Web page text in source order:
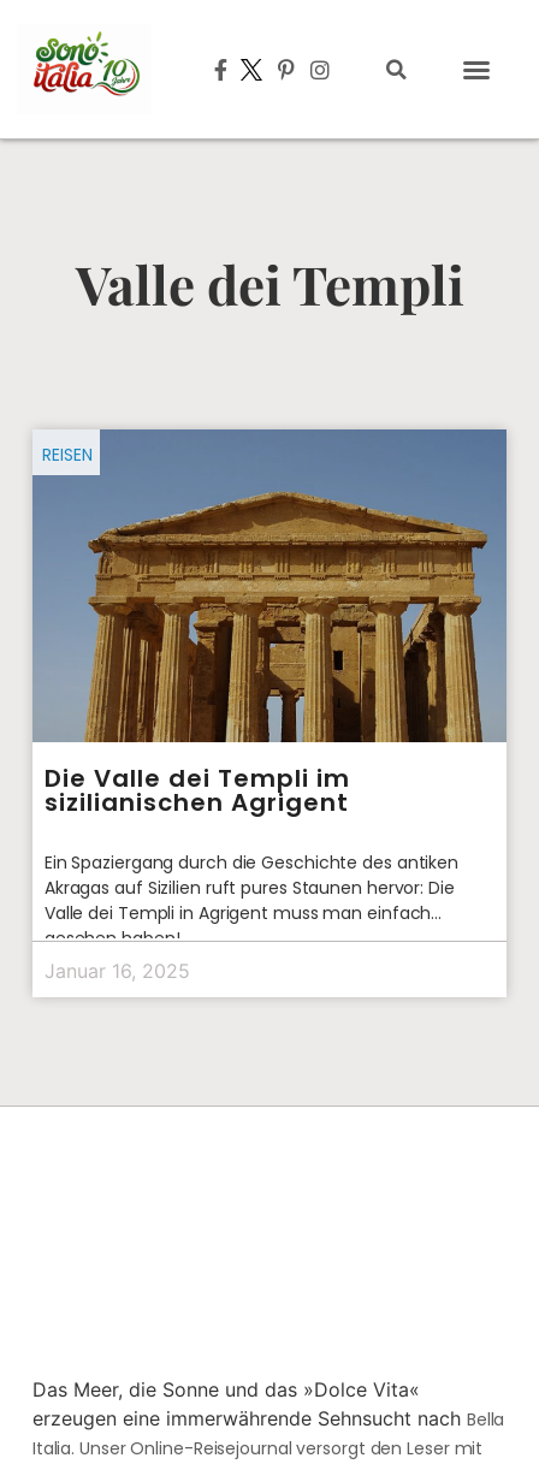
Valle dei Templi
REISEN
Die Valle dei Templi im
sizilianischen Agrigent
Ein Spaziergang durch die Geschichte des antiken
Akragas auf Sizilien ruft pures Staunen hervor: Die
Valle dei Templi in Agrigent muss man einfach
gesehen haben!
Januar 16, 2025
Das Meer, die Sonne und das »Dolce Vita«
erzeugen eine immerwährende Sehnsucht nach Bella
Italia. Unser Online-Reisejournal versorgt den Leser mit